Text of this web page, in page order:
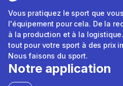
Vous pratiquez le sport que
l'équipement pour cela. De la
à la production et à la
tout pour votre sport à des prix
Nous faisons du sport.
Notre application